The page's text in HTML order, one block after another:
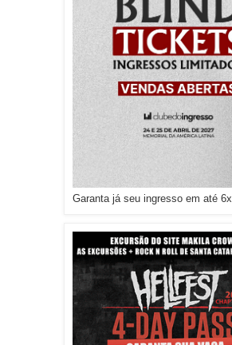
Garanta já seu ingresso em até 6x